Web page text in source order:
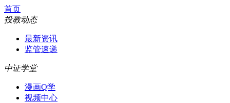
首页
投教动态
最新资讯
监管速递
中证学堂
漫画Q学
视频中心